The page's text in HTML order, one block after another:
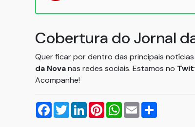
Cobertura do Jornal
Quer ficar por dentro das principais notícias
da Novanas redes sociais. Estamos no
Acompanhe!
Facebook
TwitterLinkedInPinterestWhatsApp
Email